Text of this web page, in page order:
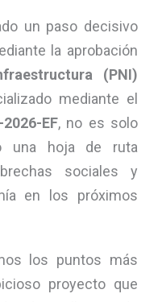
un paso decisivo
la aprobación
(PNI)
mediante el
EF, no es solo
una hoja de ruta
sociales y
en los próximos
los puntos más
proyecto que